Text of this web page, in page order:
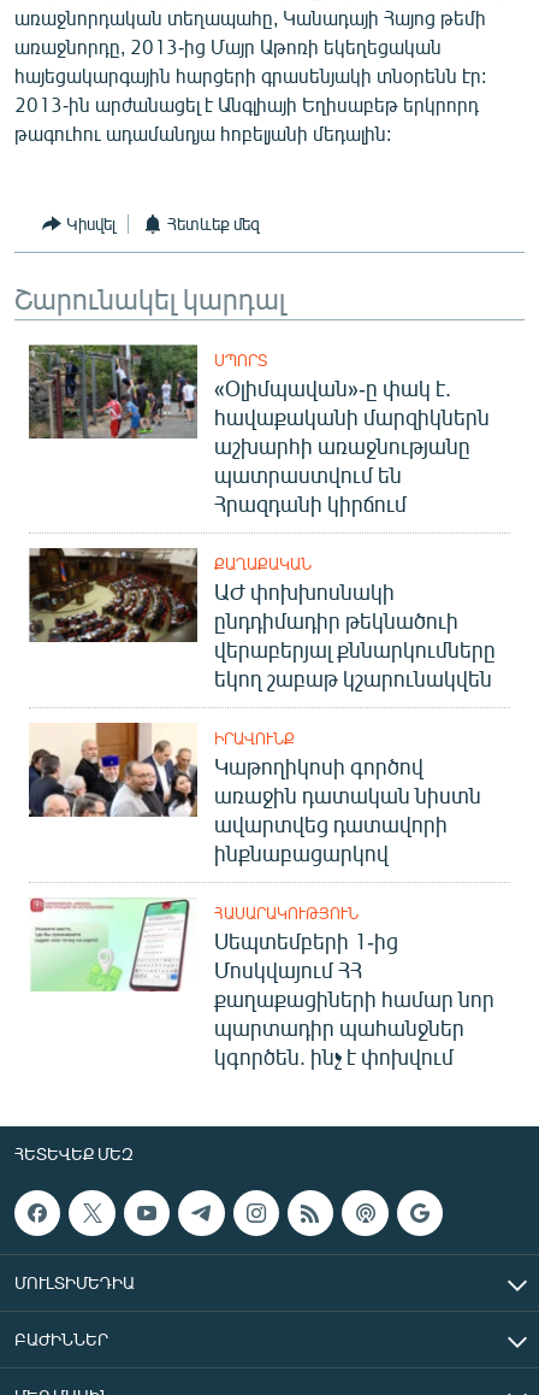
«Ազատության» բոլոր կայքերը
առաջնորդական տեղապահը, Կանադայի Հայոց թեմի
առաջնորդը, 2013-ից Մայր Աթոռի եկեղեցական
հայեցակարգային հարցերի գրասենյակի տնօրենն էր:
2013-ին արժանացել է Անգլիայի Եղիսաբեթ երկրորդ
թագուհու ադամանդյա հոբելյանի մեդալին:
Կիսվել Հետևեք մեզ
Շարունակել կարդալ
ՍՊՈՐՏ
«Օլիմպավան»-ը փակ է.
հավաքականի մարզիկներն
աշխարհի առաջնությանը
պատրաստվում են
Հրազդանի կիրճում
ՔԱՂԱՔԱԿԱՆ
ԱԺ փոխխոսնակի
ընդդիմադիր թեկնածուի
վերաբերյալ քննարկումները
եկող շաբաթ կշարունակվեն
ԻՐԱՎՈՒՆՔ
Կաթողիկոսի գործով
առաջին դատական նիստն
ավարտվեց դատավորի
ինքնաբացարկով
ՀԱՍԱՐԱԿՈՒԹՅՈՒՆ
Սեպտեմբերի 1-ից
Մոսկվայում ՀՀ
քաղաքացիների համար նոր
պարտադիր պահանջներ
կգործեն. ինչ է փոխվում
ՀԵՏԵՎԵՔ ՄԵԶ
ՄՈՒԼՏԻՄԵԴԻԱ
ԲԱԺԻՆՆԵՐ